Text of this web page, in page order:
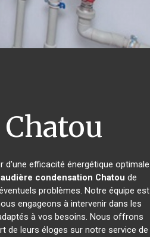
Chatou
efficacité énergétique optimale
condensation Chatou de
problèmes. Notre équipe est
engageons à intervenir dans les
à vos besoins. Nous offrons
de leurs éloges sur notre service de